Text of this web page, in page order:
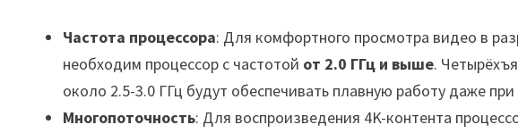
Частота процессора: Для комфортного просмотра видео в
необходим процессор с частотой от 2.0 ГГц и выше.
около 2.5-3.0 ГГц будут обеспечивать плавную работу даже
Многопоточность: Для воспроизведения 4K-контента